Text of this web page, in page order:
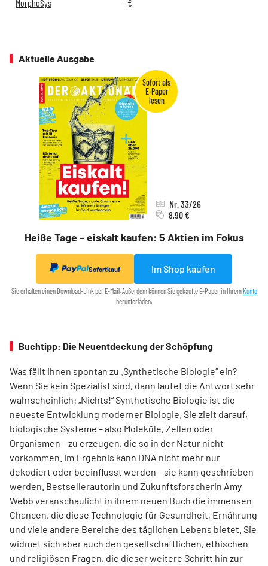
MorphoSys -€
Aktuelle Ausgabe
Heiße Tage – eiskalt kaufen: 5 Aktien im Fokus
Nr. 33/26
8,90 €
Sofortkauf Im Shop kaufen
Sie erhalten einen Download-Link per E-Mail. Außerdem können Sie gekaufte E-Paper in Ihrem Konto
herunterladen.
Buchtipp: Die Neuentdeckung der Schöpfung
Was fällt Ihnen spontan zu „Synthetische Biologie“ ein?
Wenn Sie kein Spezia­list sind, dann lautet die Antwort sehr
wahrscheinlich: „Nichts!“ Synthetische Biologie ist die
neueste Entwicklung moderner Biologie. Sie zielt darauf,
biologische Systeme – also Moleküle, Zellen oder
Organismen – zu erzeugen, die so in der Natur nicht
vorkommen. Im Ergebnis kann DNA nicht mehr nur
dekodiert oder beeinflusst werden – sie kann geschrieben
werden. Best­sellerautorin und Zukunftsforscherin Amy
Webb veranschaulicht in ihrem neuen Buch die immensen
Chancen, die diese Technologie für Gesundheit, Ernährung
und viele andere Bereiche des täglichen Lebens bietet. Sie
widmet sich aber auch den gesellschaftlichen, ethischen
und religiösen Fragen, die dieser weitere Schritt hin zur